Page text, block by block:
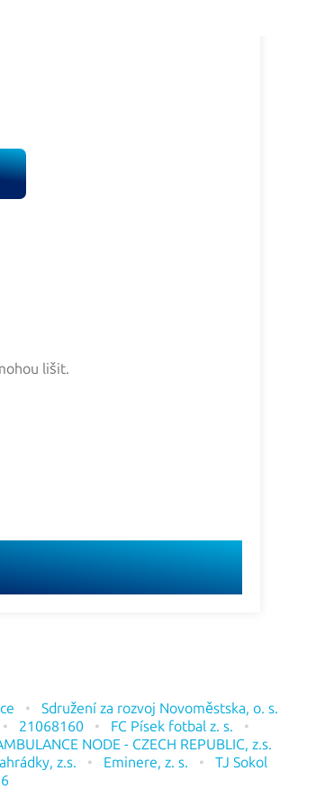
lišit.
Sdružení za rozvoj Novoměstska, o. s.
21068160
FC Písek fotbal z. s.
NODE - CZECH REPUBLIC, z.s.
z.s. Eminere, z. s.
TJ Sokol